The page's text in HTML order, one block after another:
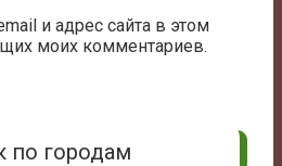
и адрес сайта в этом
моих комментариев.
по городам